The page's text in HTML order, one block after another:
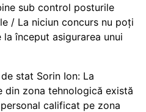
sub control posturile
/ La niciun concurs nu poți
la început asigurarea unui
stat Sorin Ion: La
din zona tehnologică există
calificat pe zona